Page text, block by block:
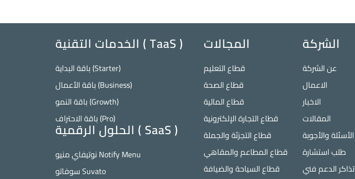
الخدمات التقنية ( TaaS )
باقة البداية (Starter)
باقة الأعمال (Business)
باقة النمو (Growth)
باقة الاحتراف (Pro)
الحلول الرقمية ( SaaS )
نوتيفاي منيو Notify Menu
سوفاتو Suvato
المجالات
قطاع التعليم
قطاع الصحة
قطاع المالية
قطاع التجارة الإلكترونية
قطاع التجزئة والجملة
قطاع المطاعم والمقاهي
قطاع السياحة والضيافة
الشركة
عن الشركة
الاعمال
الاخبار
المقالات
الأسئلة والأجوبة
طلب استشارة
تذاكر الدعم فني